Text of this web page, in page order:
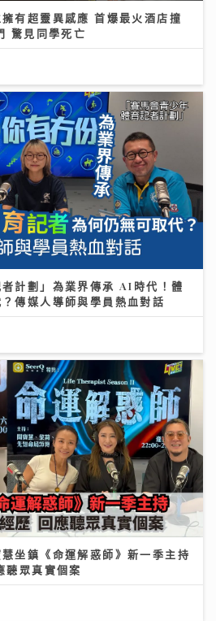
有超靈異感應 首爆最火酒店撞
驚見同學死亡
者計劃」為業界傳承 AI時代！體
傳媒人導師與學員熱血對話
慧坐鎮《命運解惑師》新一季主持
聽眾真實個案